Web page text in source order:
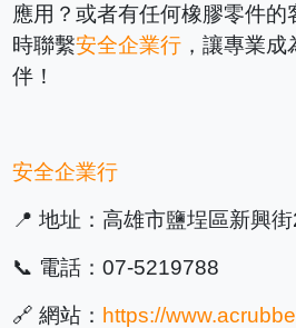
應用？或者有任何橡膠零件的
時聯繫安全企業行 ，讓專業
伴！
安全企業行
📍 地址：高雄市鹽埕區新興
📞 電話：07-5219788
🔗 網站： https://